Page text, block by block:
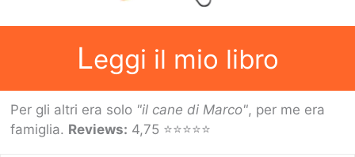
Leggi il mio libro
Per gli altri era solo "il cane di Marco", per me era
famiglia. Reviews: 4,75 ⭐⭐⭐⭐⭐